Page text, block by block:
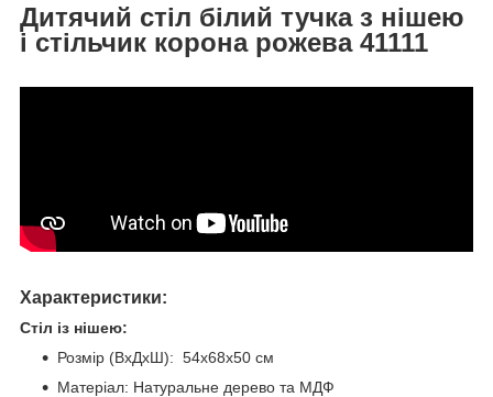
Дитячий стіл білий тучка з нішею
і стільчик корона рожева 41111
Характеристики:
Стіл із нішею:
Розмір (ВхДхШ): 54х68х50 см
Матеріал: Натуральне дерево та МДФ